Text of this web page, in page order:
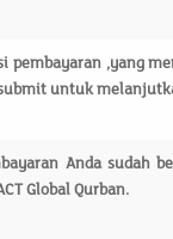
pembayaran ,yang
untuk
Anda sudah
Global Qurban.